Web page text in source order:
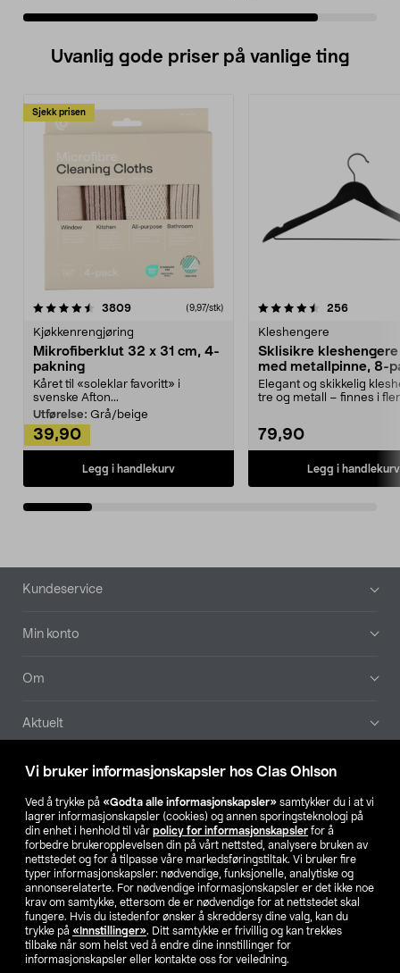
Vi bruker informasjonskapsler hos Clas Ohlson
Ved å trykke på «Godta alle informasjonskapsler» samtykker du i at vi
lagrer informasjonskapsler (cookies) og annen sporingsteknologi på
din enhet i henhold til vår policy for informasjonskapsler for å
forbedre brukeropplevelsen din på vårt nettsted, analysere bruken av
nettstedet og for å tilpasse våre markedsføringstiltak. Vi bruker fire
typer informasjonskapsler: nødvendige, funksjonelle, analytiske og
annonserelaterte. For nødvendige informasjonskapsler er det ikke noe
krav om samtykke, ettersom de er nødvendige for at nettstedet skal
fungere. Hvis du istedenfor ønsker å skreddersy dine valg, kan du
trykke på «Innstillinger». Ditt samtykke er frivillig og kan trekkes
tilbake når som helst ved å endre dine innstillinger for
informasjonskapsler eller kontakte oss for veiledning.
Uvanlig gode priser på vanlige ting
Sjekk prisen
3809anmeldelser(9,97/stk)
Kjøkkenrengjøring
Mikrofiberklut 32 x 31 cm, 4-
pakning
Kåret til «soleklar favoritt» i
svenske Afton...
Utførelse: Grå/beige
39,90
Legg i handlekurv
4.5av 5 stjerner 256
Kleshengere
Sklisikre
med metallpinne, 8-
Elegant og skikkelig
tre og metall – finnes i
79,90
Legg i handlekurv
4.5av 5 stjerner
Bunntekst
Kundeservice
Min konto
Om
Aktuelt
Våre selskaper
Finn din butikk
SE NO FI